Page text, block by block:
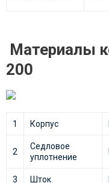
Материалы
200
1 Корпус
2
Седловое
уплотнение
3 Шток